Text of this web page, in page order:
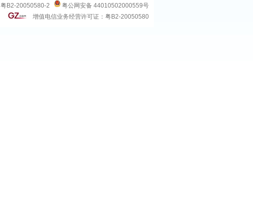
粤公网安备 44010502000559号
粤B2-20050580-2
增值电信业务经营许可证：粤B2-20050580